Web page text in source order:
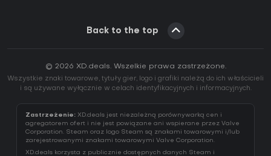
Back to the top
© 2026 XD.deals. Wszelkie prawa zastrzeżone.
Wszystkie znaki towarowe, tytuły gier, logo i grafiki należą do ich właścicieli
i są używane wyłącznie w celach identyfikacyjnych i informacyjnych.
Zastrzeżenie: XD.deals jest niezależną porównywarką cen i
agregatorem ofert i nie jest powiązane ani wspierane przez Valve
Corporation. Steam oraz logo Steam są znakami towarowymi i/lub
zarejestrowanymi znakami towarowymi Valve Corporation.
XD.deals korzysta z publicznie dostępnych danych Steam i